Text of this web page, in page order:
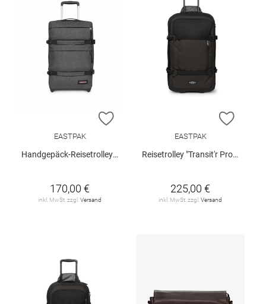
ZUR WUNSCHLISTE HINZUFÜGEN
EASTPAK
Handgepäck-Reisetrolley "Transit'r Plus S"
170,00 €
inkl. MwSt. zzgl.Versand
ZUR
EASTPAK
Reisetrolley "Transit'r Pro L"
225,00 €
inkl. MwSt. zzgl.Versand